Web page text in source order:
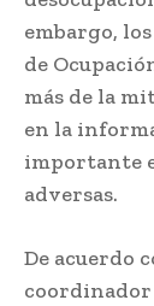
embargo,
de
más de la
en la
importante
adversas.
De acuerdo
coordinador